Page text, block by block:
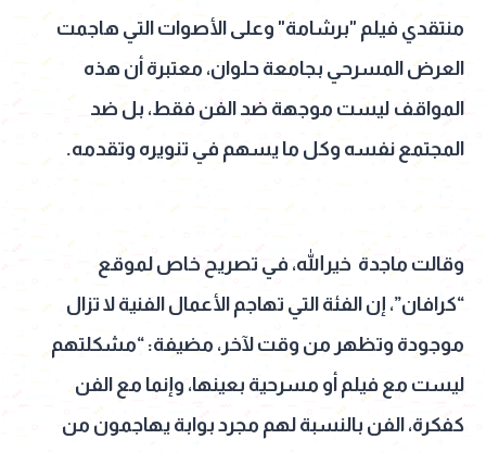
منتقدي فيلم "برشامة" وعلى الأصوات التي هاجمت
العرض المسرحي بجامعة حلوان، معتبرة أن هذه
المواقف ليست موجهة ضد الفن فقط، بل ضد
المجتمع نفسه وكل ما يسهم في تنويره وتقدمه.
وقالت ماجدة خيرالله، في تصريح خاص لموقع
“كرافان”، إن الفئة التي تهاجم الأعمال الفنية لا تزال
موجودة وتظهر من وقت لآخر، مضيفة: “مشكلتهم
ليست مع فيلم أو مسرحية بعينها، وإنما مع الفن
كفكرة، الفن بالنسبة لهم مجرد بوابة يهاجمون من